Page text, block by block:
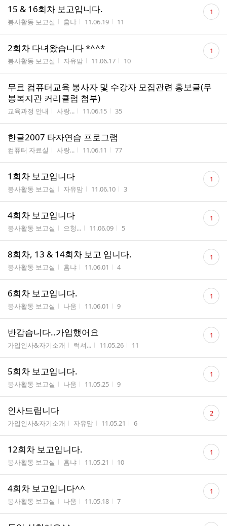
15 & 16회차 보고입니다.
게시판명
봉사활동 보고실 작성자
흠냐 작성시간
11.06.19 조회수
11
댓
글 1
2회차 다녀왔습니다 *^^*
게시판명
봉사활동 보고실 작성자
자유맘 작성시간
11.06.17 조회수
10
댓
글 1
무료 컴퓨터교육 봉사자 및 수강자 모집관련 홍보글(무
봉복지관 커리큘럼 첨부)
게시판명
교육과정 안내 작성자
사랑... 작성시간
11.06.15 조회수
35
한글2007 타자연습 프로그램
게시판명
컴퓨터 자료실 작성자
사랑... 작성시간
11.06.11 조회수
77
1회차 보고입니다
게시판명
봉사활동 보고실 작성자
자유맘 작성시간
11.06.10 조회수
3
댓
글 1
4회차 보고입니다
게시판명
봉사활동 보고실 작성자
으헝... 작성시간
11.06.09 조회수
5
댓
글 1
8회차, 13 & 14회차 보고 입니다.
게시판명
봉사활동 보고실 작성자
흠냐 작성시간
11.06.01 조회수
4
댓
글 1
6회차 보고입니다.
게시판명
봉사활동 보고실 작성자
나움 작성시간
11.06.01 조회수
9
댓
글 1
반갑습니다..가입했어요
게시판명
가입인사&자기소개 작성자
럭셔... 작성시간
11.05.26 조회수
11
댓
글 1
5회차 보고입니다.
게시판명
봉사활동 보고실 작성자
나움 작성시간
11.05.25 조회수
9
댓
글 1
인사드립니다
게시판명
가입인사&자기소개 작성자
자유맘 작성시간
11.05.21 조회수
6
댓
글 2
12회차 보고입니다.
게시판명
봉사활동 보고실 작성자
흠냐 작성시간
11.05.21 조회수
10
댓
글 1
4회차 보고입니다^^
게시판명
봉사활동 보고실 작성자
나움 작성시간
11.05.18 조회수
7
댓
글 1
댓